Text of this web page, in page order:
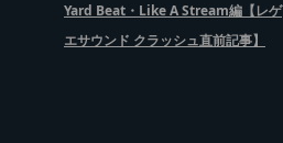
Yard Beat・Like A Stream編【レゲ
エサウンド クラッシュ直前記事】